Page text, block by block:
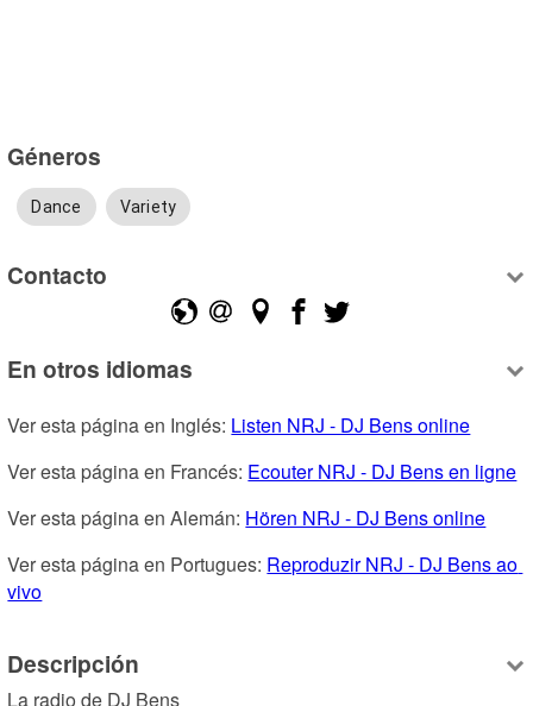
Géneros
Dance Variety
Contacto
En otros idiomas
Ver esta página en Inglés: Listen NRJ - DJ Bens online
Ver esta página en Francés: Ecouter NRJ - DJ Bens en ligne
Ver esta página en Alemán: Hören NRJ - DJ Bens online
Ver esta página en Portugues: Reproduzir NRJ - DJ Bens ao
vivo
Descripción
La radio de DJ Bens